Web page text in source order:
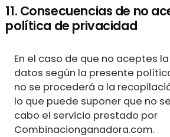
11. Consecuencias de no
política de privacidad
En el caso de que no aceptes
datos según la presente
no se procederá a la
lo que puede suponer que no
cabo el servicio prestado por
Combinacionganadora.com.